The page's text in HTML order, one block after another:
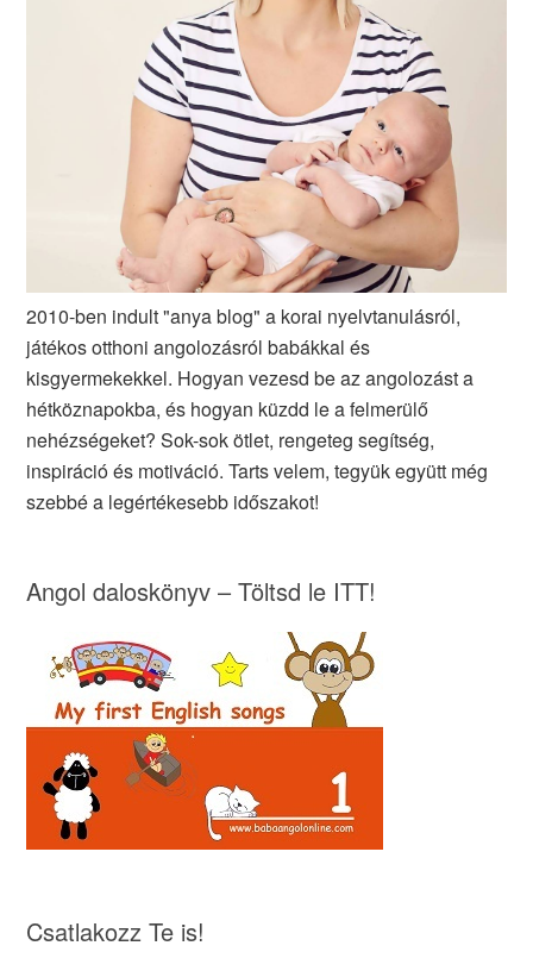
2010-ben indult "anya blog" a korai nyelvtanulásról,
játékos otthoni angolozásról babákkal és
kisgyermekekkel. Hogyan vezesd be az angolozást a
hétköznapokba, és hogyan küzdd le a felmerülő
nehézségeket? Sok-sok ötlet, rengeteg segítség,
inspiráció és motiváció. Tarts velem, tegyük együtt még
szebbé a legértékesebb időszakot!
Angol daloskönyv – Töltsd le ITT!
Csatlakozz Te is!